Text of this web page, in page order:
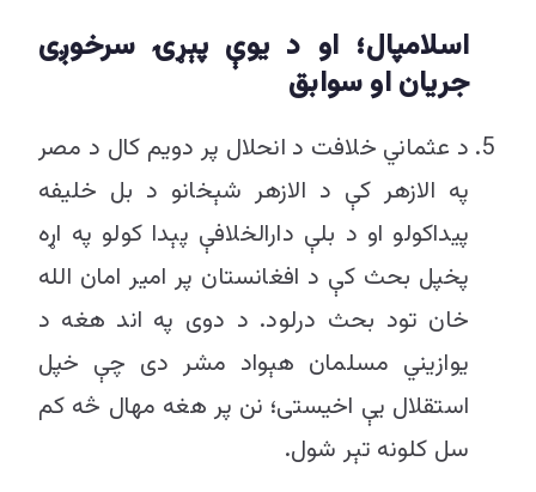
اسلامپال؛ او د یوې پېړۍ سرخوږی
جریان او سوابق
د عثماني خلافت د انحلال پر دویم کال د مصر
په الازهر کې د الازهر شېخانو د بل خلیفه
پیداکولو او د بلې دارالخلافې پېدا کولو په اړه
پخپل بحث کې د افغانستان پر امیر امان الله
خان تود بحث درلود. د دوی په اند هغه د
يوازیني مسلمان هېواد مشر دی چې خپل
استقلال یې اخیستی؛ نن پر هغه مهال څه کم
سل کلونه تېر شول.